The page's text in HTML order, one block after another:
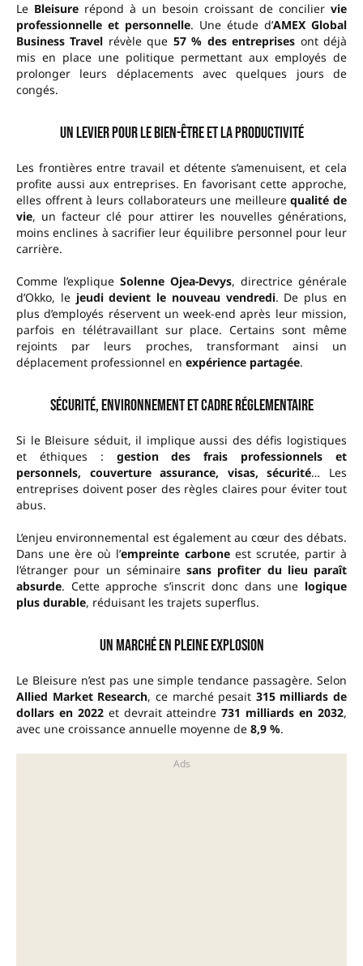
Le Bleisure répond à un besoin croissant de concilier vie
professionnelle et personnelle. Une étude d’AMEX Global
Business Travel révèle que 57 % des entreprises ont déjà
mis en place une politique permettant aux employés de
prolonger leurs déplacements avec quelques jours de
congés.
Un levier pour le bien-être et la productivité
Les frontières entre travail et détente s’amenuisent, et cela
profite aussi aux entreprises. En favorisant cette approche,
elles offrent à leurs collaborateurs une meilleurequalité de
vie, un facteur clé pour attirer les nouvelles générations,
moins enclines à sacrifier leur équilibre personnel pour leur
carrière.
Comme l’explique Solenne Ojea-Devys, directrice générale
d’Okko, le jeudi devient le nouveau vendredi. De plus en
plus d’employés réservent un week-end après leur mission,
parfois en télétravaillant sur place. Certains sont même
rejoints par leurs proches, transformant ainsi un
déplacement professionnel en expérience partagée.
Sécurité, environnement et cadre réglementaire
Si le Bleisure séduit, il implique aussi des défis logistiques
et éthiques : gestion des frais professionnels et
personnels, couverture assurance, visas, sécurité… Les
entreprises doivent poser des règles claires pour éviter tout
abus.
L’enjeu environnemental est également au cœur des débats.
Dans une ère où l’empreinte carboneest scrutée, partir à
l’étranger pour un séminaire sans profiter du lieu paraît
absurde. Cette approche s’inscrit donc dans une logique
plus durable, réduisant les trajets superflus.
Un marché en pleine explosion
Le Bleisure n’est pas une simple tendance passagère. Selon
Allied Market Research, ce marché pesait 315 milliards de
dollars en 2022et devrait atteindre731 milliards en 2032,
avec une croissance annuelle moyenne de 8,9 %.